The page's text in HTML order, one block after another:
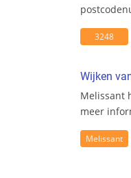
3248
Wijken
Melissant
meer
Melissant